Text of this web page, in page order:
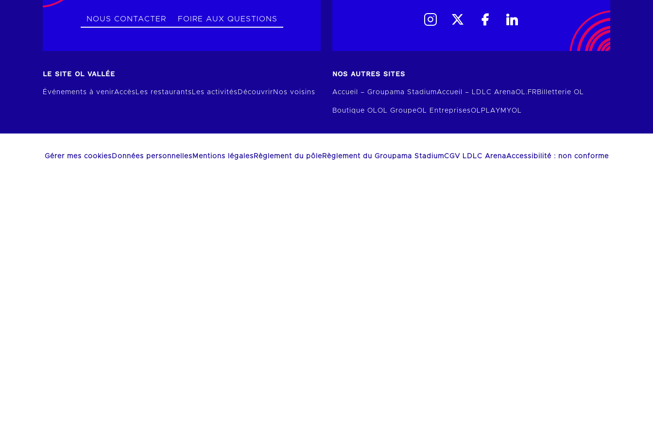
NOUS CONTACTER FOIRE AUX QUESTIONS
LE SITE OL VALLÉE
Événements à venirAccèsLes restaurantsLes activités Découvrir Nos voisins
NOS AUTRES SITES
Accueil – Groupama StadiumAccueil – LDLC ArenaOL.FR Billetterie OL
Boutique OLOL GroupeOL EntreprisesOLPLAY MYOL
Gérer mes cookies Données personnelles Mentions légales Règlement du pôleRèglement du Groupama StadiumCGV LDLC ArenaAccessibilité : non conforme